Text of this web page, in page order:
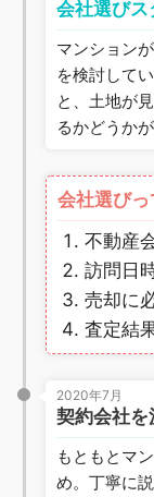
会社選びス
マンション
を検討して
と、土地が
るかどうか
会社選びっ
不動産
訪問日
売却に
査定結
2020年7月
契約会社を
もともとマ
め。丁寧に